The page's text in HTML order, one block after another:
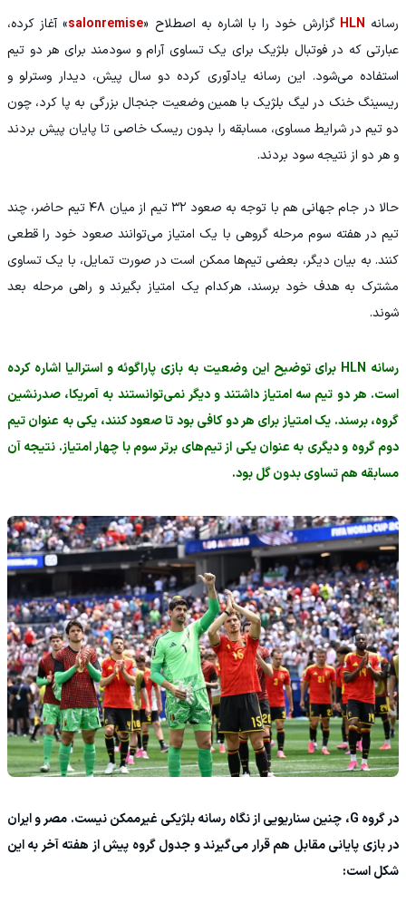
رسانه HLN گزارش خود را با اشاره به اصطلاح «salonremise» آغاز کرده،
عبارتی که در فوتبال بلژیک برای یک تساوی آرام و سودمند برای هر دو تیم
استفاده می‌شود. این رسانه یادآوری کرده دو سال پیش، دیدار وسترلو و
ریسینگ خنک در لیگ بلژیک با همین وضعیت جنجال بزرگی به پا کرد، چون
دو تیم در شرایط مساوی، مسابقه را بدون ریسک خاصی تا پایان پیش بردند
و هر دو از نتیجه سود بردند.
حالا در جام جهانی هم با توجه به صعود ۳۲ تیم از میان ۴۸ تیم حاضر، چند
تیم در هفته سوم مرحله گروهی با یک امتیاز می‌توانند صعود خود را قطعی
کنند. به بیان دیگر، بعضی تیم‌ها ممکن است در صورت تمایل، با یک تساوی
مشترک به هدف خود برسند، هرکدام یک امتیاز بگیرند و راهی مرحله بعد
شوند.
رسانه HLN برای توضیح این وضعیت به بازی پاراگوئه و استرالیا اشاره کرده
است. هر دو تیم سه امتیاز داشتند و دیگر نمی‌توانستند به آمریکا، صدرنشین
گروه، برسند. یک امتیاز برای هر دو کافی بود تا صعود کنند، یکی به عنوان تیم
دوم گروه و دیگری به عنوان یکی از تیم‌های برتر سوم با چهار امتیاز. نتیجه آن
مسابقه هم تساوی بدون گل بود.
در گروه G، چنین سناریویی از نگاه رسانه بلژیکی غیرممکن نیست. مصر و ایران
در بازی پایانی مقابل هم قرار می‌گیرند و جدول گروه پیش از هفته آخر به این
شکل است: